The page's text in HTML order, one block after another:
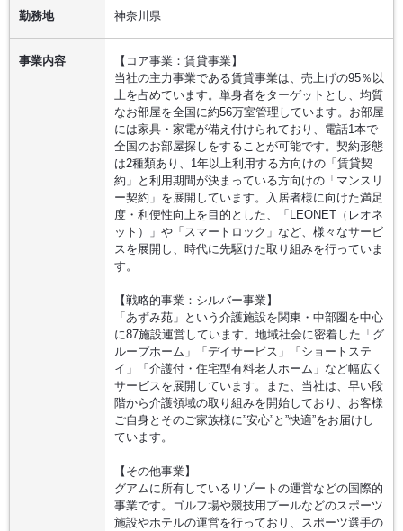
勤務地 神奈川県
事業内容
【コア事業：賃貸事業】
当社の主力事業である賃貸事業は、売上げの95％以
上を占めています。単身者をターゲットとし、均質
なお部屋を全国に約56万室管理しています。お部屋
には家具・家電が備え付けられており、電話1本で
全国のお部屋探しをすることが可能です。契約形態
は2種類あり、1年以上利用する方向けの「賃貸契
約」と利用期間が決まっている方向けの「マンスリ
ー契約」を展開しています。入居者様に向けた満足
度・利便性向上を目的とした、「LEONET（レオネ
ット）」や「スマートロック」など、様々なサービ
スを展開し、時代に先駆けた取り組みを行っていま
す。
【戦略的事業：シルバー事業】
「あずみ苑」という介護施設を関東・中部圏を中心
に87施設運営しています。地域社会に密着した「グ
ループホーム」「デイサービス」「ショートステ
イ」「介護付・住宅型有料老人ホーム」など幅広く
サービスを展開しています。また、当社は、早い段
階から介護領域の取り組みを開始しており、お客様
ご自身とそのご家族様に”安心”と”快適”をお届けし
ています。
【その他事業】
グアムに所有しているリゾートの運営などの国際的
事業です。ゴルフ場や競技用プールなどのスポーツ
施設やホテルの運営を行っており、スポーツ選手の